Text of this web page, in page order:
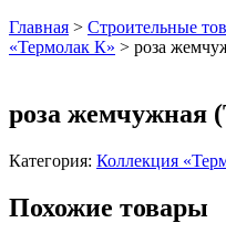
Главная > Строительные
«Термолак К» > роза
роза жемчужная
Категория: Коллекция
Похожие товары